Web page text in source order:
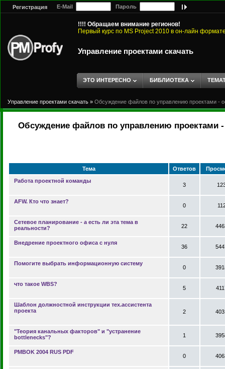
Регистрация E-Mail Пароль
!!!! Обращаем внимание регионов!
Первый курс по MS Project 2010 в он-лайн
Управление проектами скачать
ЭТО ИНТЕРЕСНО БИБЛИОТЕКА
Управление проектами скачать » Обсуждение файлов по управлению проектами -
Обсуждение файлов по управлению проектами -
Тема Ответов
Работа проектной команды
3
AFW. Кто что знает?
0
Сетевое планирование - а есть ли эта тема в
реальности?
22
Внедрение проектного офиса с нуля
36
Помогите выбрать информационную систему
0
что такое WBS?
5
Шаблон должностной инструкции тех.ассистента
проекта
2
"Теория канальных факторов" и "устранение
bottlenecks"?
1
PMBOK 2004 RUS PDF
0